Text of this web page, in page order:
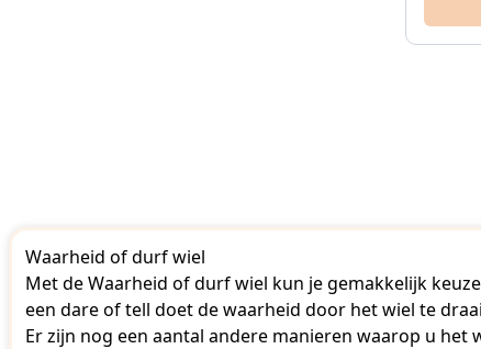
Waarheid of durf wiel
Met de Waarheid of durf wiel kun je gemakkelijk
een dare of tell doet de waarheid door het wiel te
Er zijn nog een aantal andere manieren waarop u